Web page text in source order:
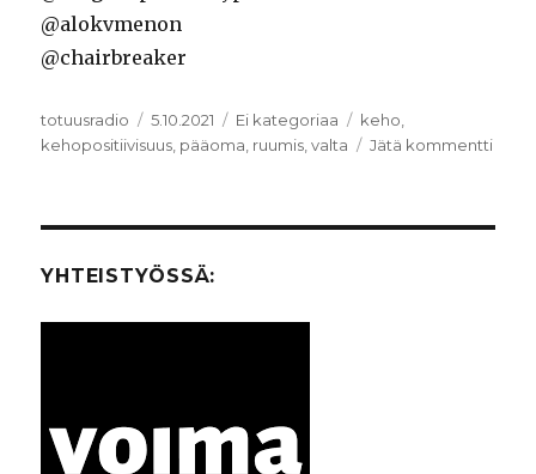
@alokvmenon
@chairbreaker
Kirjoittaja
totuusradio Julkaistu
5.10.2021 Kategoriat
Ei kategoriaa Avainsanat
keho
kehopositiivisuus pääoma ruumis ,valta Jätä kommentti
YHTEISTYÖSSÄ: